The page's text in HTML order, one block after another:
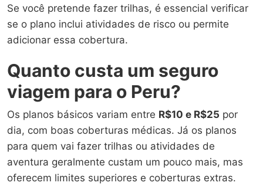
Se você pretende fazer trilhas, é essencial verificar
se o plano inclui atividades de risco ou permite
adicionar essa cobertura.
Quanto custa um seguro
viagem para o Peru?
Os planos básicos variam entre R$10 e R$25 por
dia, com boas coberturas médicas. Já os planos
para quem vai fazer trilhas ou atividades de
aventura geralmente custam um pouco mais, mas
oferecem limites superiores e coberturas extras.